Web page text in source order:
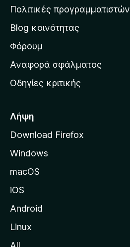
η
α
ρ
χ
κ
σ
λ
ί
τ
η
Πολιτικές προγραμματιστών
Blog κοινότητας
Φόρουμ
Αναφορά σφάλματος
Οδηγίες κριτικής
Λήψη
Download Firefox
Windows
macOS
iOS
Android
Linux